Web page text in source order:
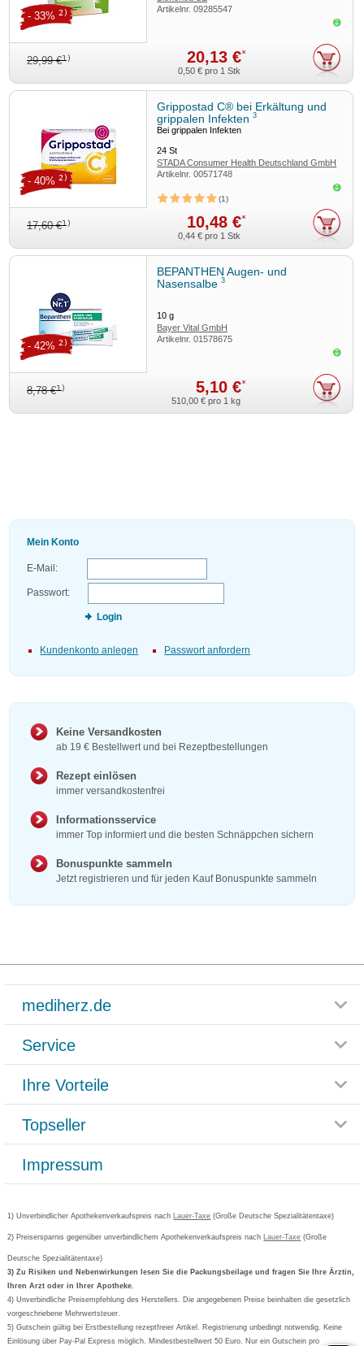
Artikelnr.09285547
29,99 €1) 20,13 €*
- 33% 2)
0,50 € pro 1 Stk
Grippostad C® bei Erkältung und
grippalen Infekten3
Bei grippalen Infekten
24St
STADA Consumer Health Deutschland GmbH
Artikelnr.00571748
1
17,60 €1) 10,48 €*
- 40% 2)
0,44 € pro 1 Stk
BEPANTHEN Augen- und
Nasensalbe3
10g
Bayer Vital GmbH
Artikelnr.01578675
8,78 €1) 5,10 €*
- 42% 2)
510,00 € pro 1 kg
Mein Konto
E-Mail:
Passwort:
Login
Kundenkonto anlegen Passwort anfordern
Keine Versandkosten
ab 19 € Bestellwert und bei Rezeptbestellungen
Rezept einlösen
immer versandkostenfrei
Informationsservice
immer Top informiert und die besten Schnäppchen sichern
Bonuspunkte sammeln
Jetzt registrieren und für jeden Kauf Bonuspunkte sammeln
mediherz.de
Glossar
Häufig gestellte Fragen
Datenschutz
AGB
Cookie-Einstellungen
Vertrag widerrufen
Service
Rücksendemöglichkeit
Paketlieferstatus
Versandkosten
Bestellschein ausfüllen
Newsletteranmeldung
Ihre Vorteile
Rezeptlieferung
Bonusprogramm
Gutschein und Rabatte
Kundenbewertung
Topseller
Grippostad
Bepanthen
Formoline
Wick
Eucerin
Basica
Impressum
1) Unverbindlicher Apothekenverkaufspreis nach Lauer-Taxe (Große Deutsche Spezialitätentaxe)
2) Preisersparnis gegenüber unverbindlichem Apothekenverkaufspreis nach Lauer-Taxe (Große
Deutsche Spezialitätentaxe)
3) Zu Risiken und Nebenwirkungen lesen Sie die Packungsbeilage und fragen Sie Ihre Ärztin,
Ihren Arzt oder in Ihrer Apotheke.
4) Unverbindliche Preisempfehlung des Herstellers. Die angegebenen Preise beinhalten die gesetzlich
vorgeschriebene Mehrwertsteuer.
5) Gutschein gültig bei Erstbestellung rezeptfreier Artikel. Registrierung unbedingt notwendig. Keine
Einlösung über Pay-Pal Express möglich. Mindestbestellwert 50 Euro. Nur ein Gutschein pro